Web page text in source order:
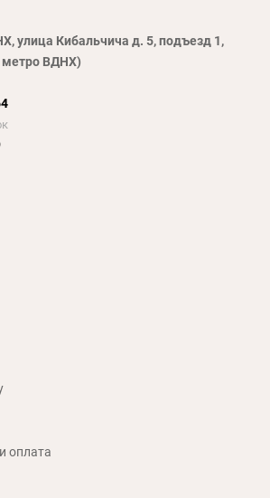
улица Кибальчича д. 5, подъезд 1,
метро ВДНХ)
оплата